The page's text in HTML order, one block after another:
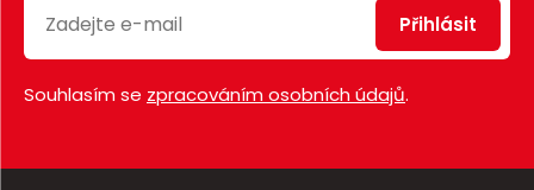
Přihlásit
Souhlasím se zpracováním osobních údajů.